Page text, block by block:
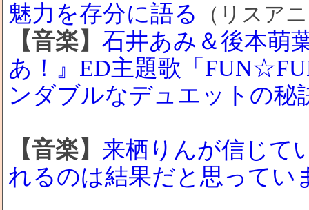
魅力を存分に語る
（リスア
【音楽】 石井あみ＆後本萌
あ！』ED主題歌「
ンダブルなデュエットの秘
【音楽】 来栖りんが信じて
れるのは結果だと思ってい